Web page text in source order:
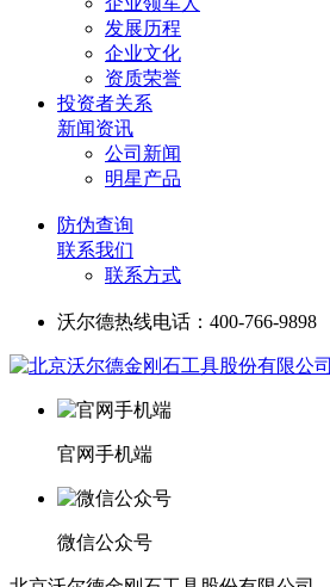
发展历程
企业文化
资质荣誉
投资者关系
新闻资讯
公司新闻
明星产品
防伪查询
联系我们
联系方式
沃尔德热线电话：400-766-9898
官网手机端
微信公众号